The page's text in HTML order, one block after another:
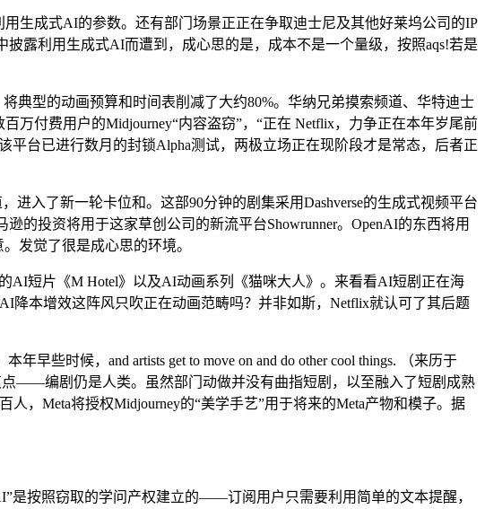
成式AI的参数。还有部门场景正正在争取迪士尼及其他好莱坞公司的IP
露利用生成式AI而遭到，成心思的是，成本不是一个量级，按照aqs!若是
型的动画预算和时间表削减了大约80%。华纳兄弟摸索频道、华特迪士
万付费用户的Midjourney“内容盗窃”，“正在 Netflix，力争正在本年岁尾前
台已进行数月的封锁Alpha测试，两极立场正在现阶段才是常态，后者正
入了新一轮卡位和。这部90分钟的剧集采用Dashverse的生成式视频平台
的投资将用于这家草创公司的新流平台Showrunner。OpenAI的东西将用
发觉了很是成心思的环境。
短片《M Hotel》以及AI动画系列《猫咪大人》。来看看AI短剧正在海
降本增效这阵风只吹正在动画范畴吗？并非如斯，Netflix就认可了其后题
些时候，and artists get to move on and do other cool things. （来历于
——编剧仍是人类。虽然部门动做并没有曲指短剧，以至融入了短剧成熟
，Meta将授权Midjourney的“美学手艺”用于将来的Meta产物和模子。据
按照窃取的学问产权建立的——订阅用户只需要利用简单的文本提醒，